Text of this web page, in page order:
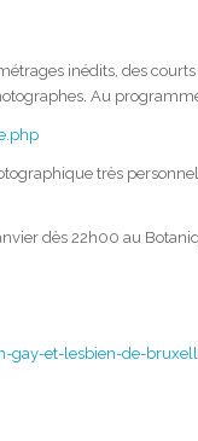
inédits, des
Au
très
dès 22h00 au
et-lesbien-de-